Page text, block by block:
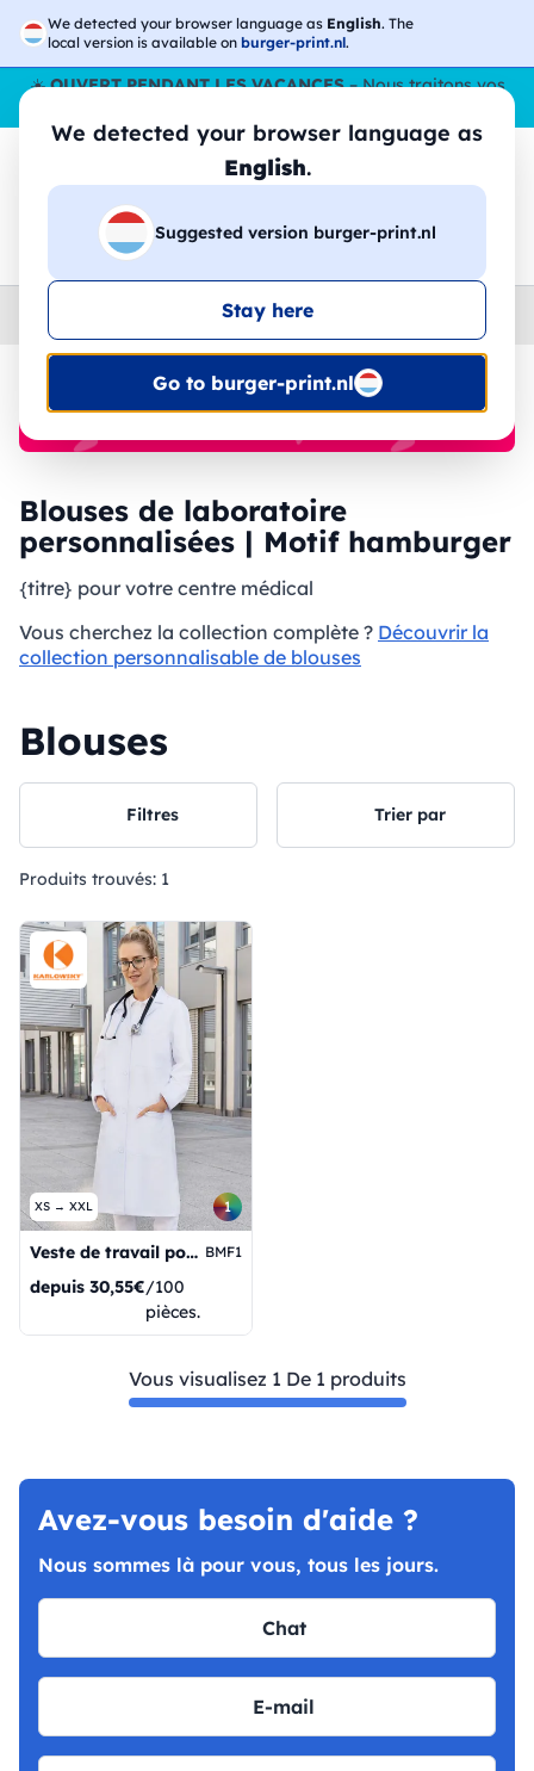
We detected your browser language as English. The
local version is available on burger-print.nl.
We detected your browser language as
English.
Suggested version burger-print.nl
Stay here
Go to burger-print.nl
☀️OUVERT PENDANT LES VACANCES– Nous traitons vos
🔎 Recherchez parmi les produits
femme
🔥 Impression DTF à -30 %
Blouses de laboratoire
personnalisées | Motif hamburger
{titre} pour votre centre médical
Vous cherchez la collection complète ? Découvrir la
collection personnalisable de blouses
Blouses
Filtres Trier par
Produits trouvés: 1
XS → XXL 1
Veste de travail pour femme (modèle de base) BMF1
depuis 30,55€/100
pièces.
Vous visualisez 1 De 1 produits
Avez-vous besoin d'aide ?
Nous sommes là pour vous, tous les jours.
Chat
E-mail